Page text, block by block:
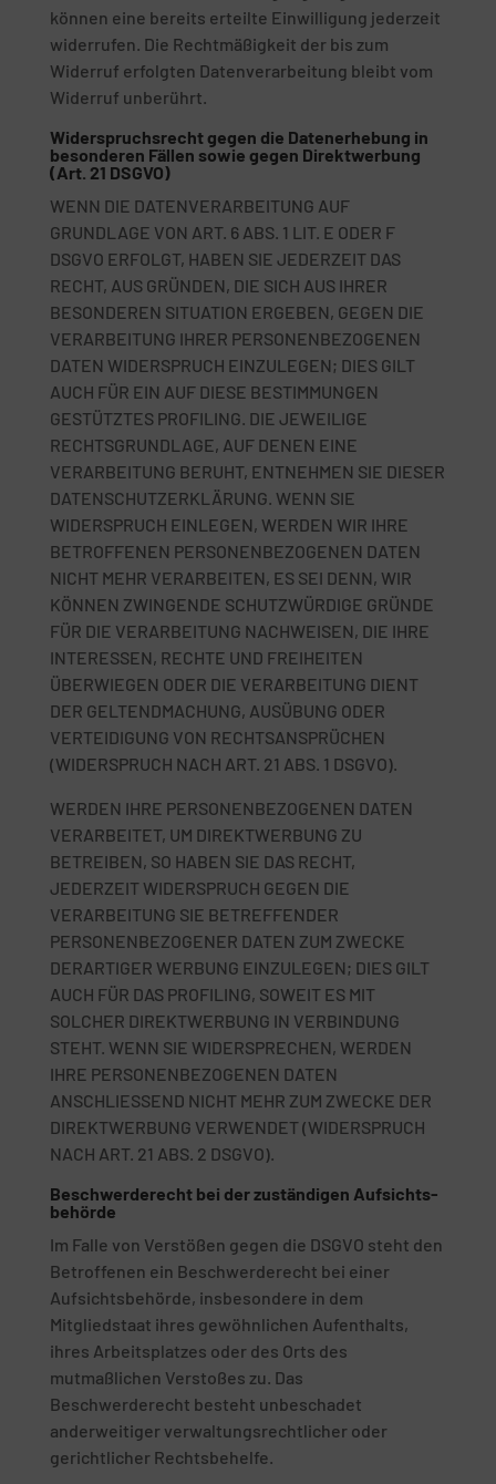
können eine bereits erteilte Einwilligung jederzeit
widerrufen. Die Rechtmäßigkeit der bis zum
Widerruf erfolgten Datenverarbeitung bleibt vom
Widerruf unberührt.
Widerspruchsrecht gegen die Datenerhebung in
besonderen Fällen sowie gegen Direktwerbung
(Art. 21 DSGVO)
WENN DIE DATENVERARBEITUNG AUF
GRUNDLAGE VON ART. 6 ABS. 1 LIT. E ODER F
DSGVO ERFOLGT, HABEN SIE JEDERZEIT DAS
RECHT, AUS GRÜNDEN, DIE SICH AUS IHRER
BESONDEREN SITUATION ERGEBEN, GEGEN DIE
VERARBEITUNG IHRER PERSONENBEZOGENEN
DATEN WIDERSPRUCH EINZULEGEN; DIES GILT
AUCH FÜR EIN AUF DIESE BESTIMMUNGEN
GESTÜTZTES PROFILING. DIE JEWEILIGE
RECHTSGRUNDLAGE, AUF DENEN EINE
VERARBEITUNG BERUHT, ENTNEHMEN SIE DIESER
DATENSCHUTZERKLÄRUNG. WENN SIE
WIDERSPRUCH EINLEGEN, WERDEN WIR IHRE
BETROFFENEN PERSONENBEZOGENEN DATEN
NICHT MEHR VERARBEITEN, ES SEI DENN, WIR
KÖNNEN ZWINGENDE SCHUTZWÜRDIGE GRÜNDE
FÜR DIE VERARBEITUNG NACHWEISEN, DIE IHRE
INTERESSEN, RECHTE UND FREIHEITEN
ÜBERWIEGEN ODER DIE VERARBEITUNG DIENT
DER GELTENDMACHUNG, AUSÜBUNG ODER
VERTEIDIGUNG VON RECHTSANSPRÜCHEN
(WIDERSPRUCH NACH ART. 21 ABS. 1 DSGVO).
WERDEN IHRE PERSONENBEZOGENEN DATEN
VERARBEITET, UM DIREKTWERBUNG ZU
BETREIBEN, SO HABEN SIE DAS RECHT,
JEDERZEIT WIDERSPRUCH GEGEN DIE
VERARBEITUNG SIE BETREFFENDER
PERSONENBEZOGENER DATEN ZUM ZWECKE
DERARTIGER WERBUNG EINZULEGEN; DIES GILT
AUCH FÜR DAS PROFILING, SOWEIT ES MIT
SOLCHER DIREKTWERBUNG IN VERBINDUNG
STEHT. WENN SIE WIDERSPRECHEN, WERDEN
IHRE PERSONENBEZOGENEN DATEN
ANSCHLIESSEND NICHT MEHR ZUM ZWECKE DER
DIREKTWERBUNG VERWENDET (WIDERSPRUCH
NACH ART. 21 ABS. 2 DSGVO).
Beschwerde­recht bei der zuständigen Aufsichts­
behörde
Im Falle von Verstößen gegen die DSGVO steht den
Betroffenen ein Beschwerderecht bei einer
Aufsichtsbehörde, insbesondere in dem
Mitgliedstaat ihres gewöhnlichen Aufenthalts,
ihres Arbeitsplatzes oder des Orts des
mutmaßlichen Verstoßes zu. Das
Beschwerderecht besteht unbeschadet
anderweitiger verwaltungsrechtlicher oder
gerichtlicher Rechtsbehelfe.